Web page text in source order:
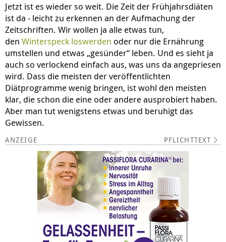
Jetzt ist es wieder so weit. Die Zeit der Frühjahrsdiäten
ist da - leicht zu erkennen an der Aufmachung der
Zeitschriften. Wir wollen ja alle etwas tun,
den Winterspeck loswerden oder nur die Ernährung
umstellen und etwas „gesünder“ leben. Und es sieht ja
auch so verlockend einfach aus, was uns da angepriesen
wird. Dass die meisten der veröffentlichten
Diätprogramme wenig bringen, ist wohl den meisten
klar, die schon die eine oder andere ausprobiert haben.
Aber man tut wenigstens etwas und beruhigt das
Gewissen.
PFLICHTTEXT